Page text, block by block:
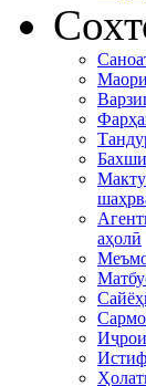
аҳолӣ